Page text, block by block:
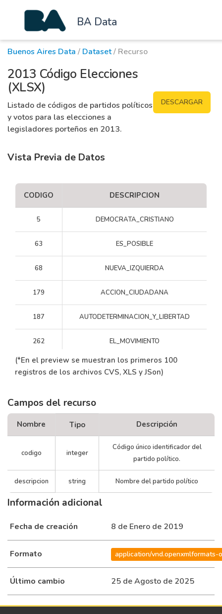
BA Data
Buenos Aires Data / Dataset/ Recurso
2013 Código Elecciones
(XLSX)
Listado de códigos de partidos políticos
y votos para las elecciones a
legisladores porteños en 2013.
DESCARGAR
Vista Previa de Datos
CODIGO DESCRIPCION
5 DEMOCRATA_CRISTIANO
63 ES_POSIBLE
68 NUEVA_IZQUIERDA
179 ACCION_CIUDADANA
187 AUTODETERMINACION_Y_LIBERTAD
262 EL_MOVIMIENTO
264 MOVIMIENTO_IND_JUSTICIA_Y_D
317 NAC_CONSTITUCIONAL_UNIR
323 MOVIMIENTO_AL_SOCIALISMO
FRENTE_PARA_LA_VICTORIA
502
CAMINO_POPULAR
605 ALTERNATIVA_POPULAR
900 LIBERAL_LIBERTARIO
(*En el preview se muestran los primeros 100
registros de los archivos CVS, XLS y JSon)
Campos del recurso
Nombre Tipo Descripción
codigo integer
Código único identificador del
partido político.
descripcion string Nombre del partido político
Información adicional
Fecha de creación 8 de Enero de 2019
Formato application/
Último cambio 25 de Agosto de 2025